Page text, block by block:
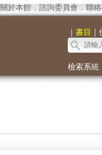
關於本館． 諮詢委員會． 聯
｜ 書目 ｜
檢索系統